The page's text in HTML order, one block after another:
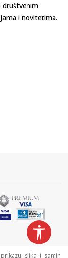
društvenim
i novitetima.
slika i samih